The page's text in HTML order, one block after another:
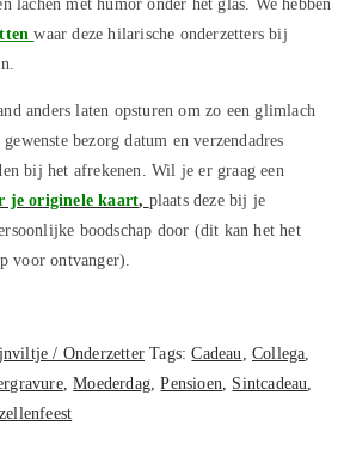
lachen met humor onder het glas. We hebben
waar deze hilarische onderzetters bij
anders laten opsturen om zo een glimlach
bezorg datum en verzendadres
bij het afrekenen. Wil je er graag een
je originele kaart, plaats deze bij je
boodschap door (dit kan het het
voor ontvanger).
/ Onderzetter Tags:Cadeau,Collega,
,Moederdag,Pensioen, Sintcadeau,